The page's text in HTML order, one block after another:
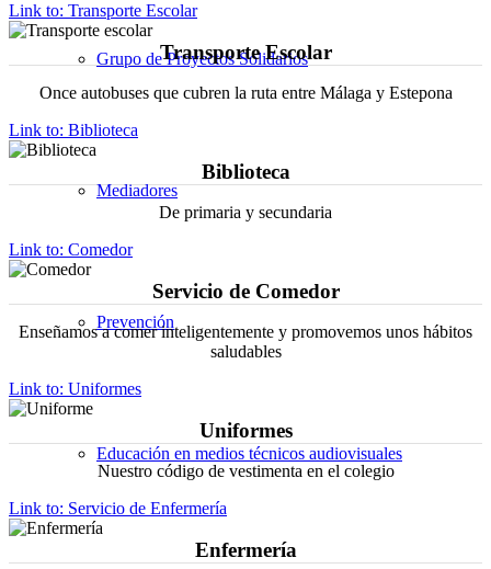
Grupo de Proyectos Solidarios
Mediadores
Prevención
Educación en medios técnicos audiovisuales
Link to: Transporte Escolar
Transporte Escolar
Once autobuses que cubren la ruta entre Málaga y Estepona
Link to: Biblioteca
Biblioteca
De primaria y secundaria
Link to: Comedor
Servicio de Comedor
Enseñamos a comer inteligentemente y promovemos unos hábitos
saludables
Link to: Uniformes
Uniformes
Nuestro código de vestimenta en el colegio
Link to: Servicio de Enfermería
Enfermería